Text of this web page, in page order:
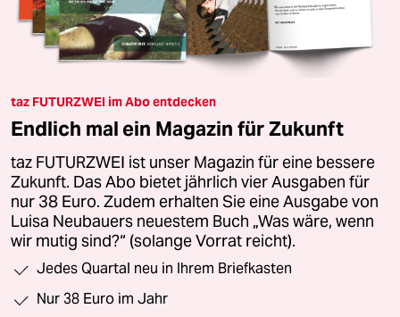
taz FUTURZWEI im Abo entdecken
Endlich mal ein Magazin für Zukunft
taz FUTURZWEI ist unser Magazin für eine bessere
Zukunft. Das Abo bietet jährlich vier Ausgaben für
nur 38 Euro. Zudem erhalten Sie eine Ausgabe von
Luisa Neubauers neuestem Buch „Was wäre, wenn
wir mutig sind?“ (solange Vorrat reicht).
Jedes Quartal neu in Ihrem Briefkasten
Nur 38 Euro im Jahr